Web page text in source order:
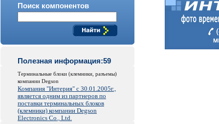
Поиск компонентов
Полезная информация:59
Терминальные блоки (клемники, разъемы)
компании Degson
Компания "Интерия" с 30.01.2005г.,
является одним из партнеров по
поставки терминальных блоков
(клемники) компании Degson
Electronics Co., Ltd.